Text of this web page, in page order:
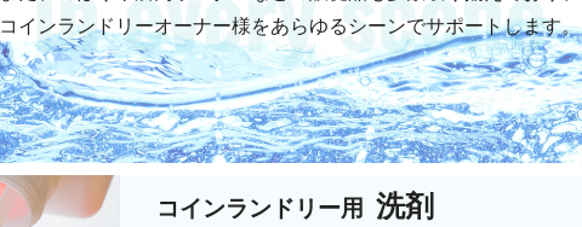
コインランドリーオーナー様をあらゆるシーンでサポートします。
コインランドリー用 洗剤